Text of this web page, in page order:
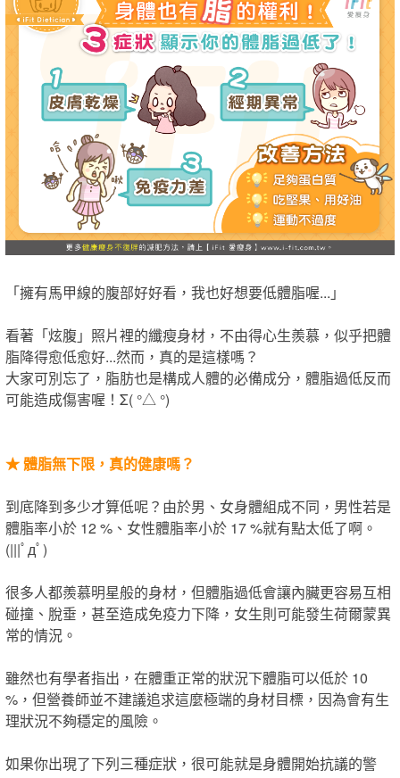
「​擁有馬甲線的腹部好好看，我也好想要低體脂喔...」
看著「炫腹」照片裡的纖瘦身材，​不由得心生羨慕，​似乎把體
脂降得愈低愈好​...​然而​​，​真的是這樣嗎？
大家可別忘了，脂肪也是構成人體的必備成分，體脂過低​反而​
可能造成傷害​喔​！Σ( °△ °)
★體脂無下限，真的健康嗎？
到底降到多少才算低呢？由於男、女身體組成不同，男性若是
體脂率小於 12 %、女性體脂率小於 17 %就有點太低了啊。
(|||ﾟдﾟ)
很多人都羨慕明星般的身材，但體脂過低會讓內臟更容易互相
碰撞、脫垂，甚至造成免疫力下降，女生​則​可能發生荷爾蒙異
常的情況。
雖然也有學者指出，在體重正常的狀況下體脂可以低於 10
%，但營養師並不建議追求這麼極端的身材目標，因為會有生
理狀況不夠穩定的風險。
如果你出現了下列三種症狀，很可能就是身體開始抗議的警